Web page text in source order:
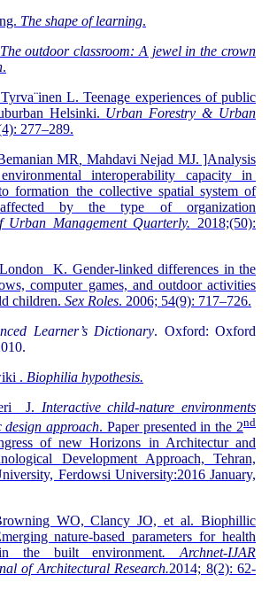
The shape of learning.
The outdoor classroom: A jewel in the crown
.
L. Teenage experiences of public
Helsinki. Urban Forestry & Urban
277–289.
MR
Mahdavi Nejad MJ. ]Analysis
interoperability capacity in
formation the collective spatial system of
by the type of organization
Urban Management Quarterly. 2018;(50):
K. Gender-linked differences in the
computer games, and outdoor activities
children. Sex Roles. 2006; 54(9): 717–726.
Learner’s Dictionary. Oxford: Oxford
. Biophilia hypothesis.
J. Interactive child-nature environments
approach. Paper presented in the 2nd
of new Horizons in Architectur and
Development Approach, Tehran,
Ferdowsi University:2016 January,
WO, Clancy JO, et al. Biophillic
nature-based parameters for health
the built environment. Archnet-IJAR
of Architectural Research.2014; 8(2): 62-